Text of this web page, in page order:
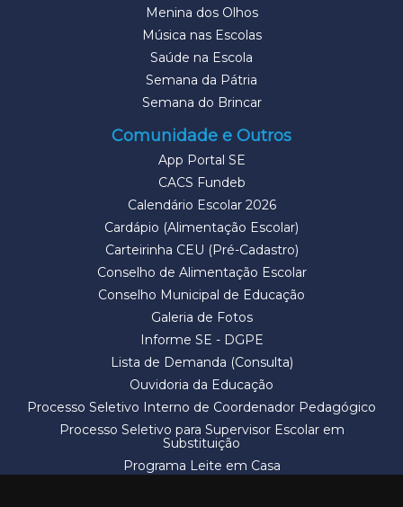
Menina dos Olhos
Música nas Escolas
Saúde na Escola
Semana da Pátria
Semana do Brincar
Comunidade e Outros
App Portal SE
CACS Fundeb
Calendário Escolar 2026
Cardápio (Alimentação Escolar)
Carteirinha CEU (Pré-Cadastro)
Conselho de Alimentação Escolar
Conselho Municipal de Educação
Galeria de Fotos
Informe SE - DGPE
Lista de Demanda (Consulta)
Ouvidoria da Educação
Processo Seletivo Interno de Coordenador Pedagógico
Processo Seletivo para Supervisor Escolar em
Substituição
Programa Leite em Casa